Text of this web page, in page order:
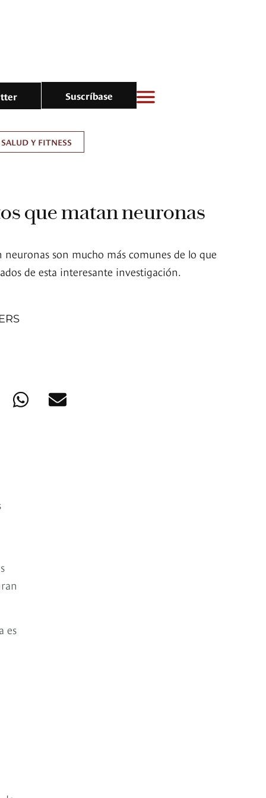
Suscríbase
SALUD Y FITNESS
que matan neuronas
neuronas son mucho más comunes de lo que
de esta interesante investigación.
es